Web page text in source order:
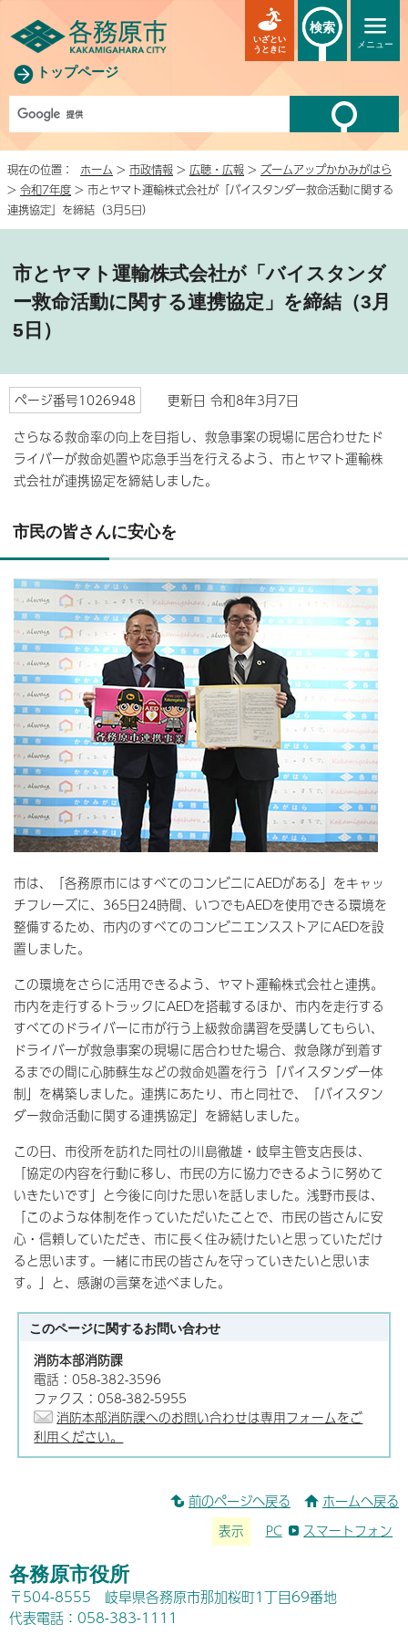
トップページ
メニュー
いざとい
うときに
検索
現在の位置： ホーム > 市政情報 > 広聴・広報 > ズームアップかかみがはら
> 令和7年度 > 市とヤマト運輸株式会社が「バイスタンダー救命活動に関する
連携協定」を締結（3月5日）
市とヤマト運輸株式会社が「バイスタンダ
ー救命活動に関する連携協定」を締結（3月
5日）
ページ番号1026948
更新日 令和8年3月7日
さらなる救命率の向上を目指し、救急事案の現場に居合わせたド
ライバーが救命処置や応急手当を行えるよう、市とヤマト運輸株
式会社が連携協定を締結しました。
市民の皆さんに安心を
市は、「各務原市にはすべてのコンビニにAEDがある」をキャッ
チフレーズに、365日24時間、いつでもAEDを使用できる環境を
整備するため、市内のすべてのコンビニエンスストアにAEDを設
置しました。
この環境をさらに活用できるよう、ヤマト運輸株式会社と連携。
市内を走行するトラックにAEDを搭載するほか、市内を走行する
すべてのドライバーに市が行う上級救命講習を受講してもらい、
ドライバーが救急事案の現場に居合わせた場合、救急隊が到着す
るまでの間に心肺蘇生などの救命処置を行う「バイスタンダー体
制」を構築しました。連携にあたり、市と同社で、「バイスタン
ダー救命活動に関する連携協定」を締結しました。
この日、市役所を訪れた同社の川島徹雄・岐阜主管支店長は、
「協定の内容を行動に移し、市民の方に協力できるように努めて
いきたいです」と今後に向けた思いを話しました。浅野市長は、
「このような体制を作っていただいたことで、市民の皆さんに安
心・信頼していただき、市に長く住み続けたいと思っていただけ
ると思います。一緒に市民の皆さんを守っていきたいと思いま
す。」と、感謝の言葉を述べました。
このページに関するお問い合わせ
消防本部消防課
電話：058-382-3596
ファクス：058-382-5955
消防本部消防課へのお問い合わせは専用フォームをご
利用ください。
前のページへ戻る ホームへ戻る
表示 PC スマートフォン
各務原市役所
〒504-8555 岐阜県各務原市那加桜町1丁目69番地
代表電話：058-383-1111